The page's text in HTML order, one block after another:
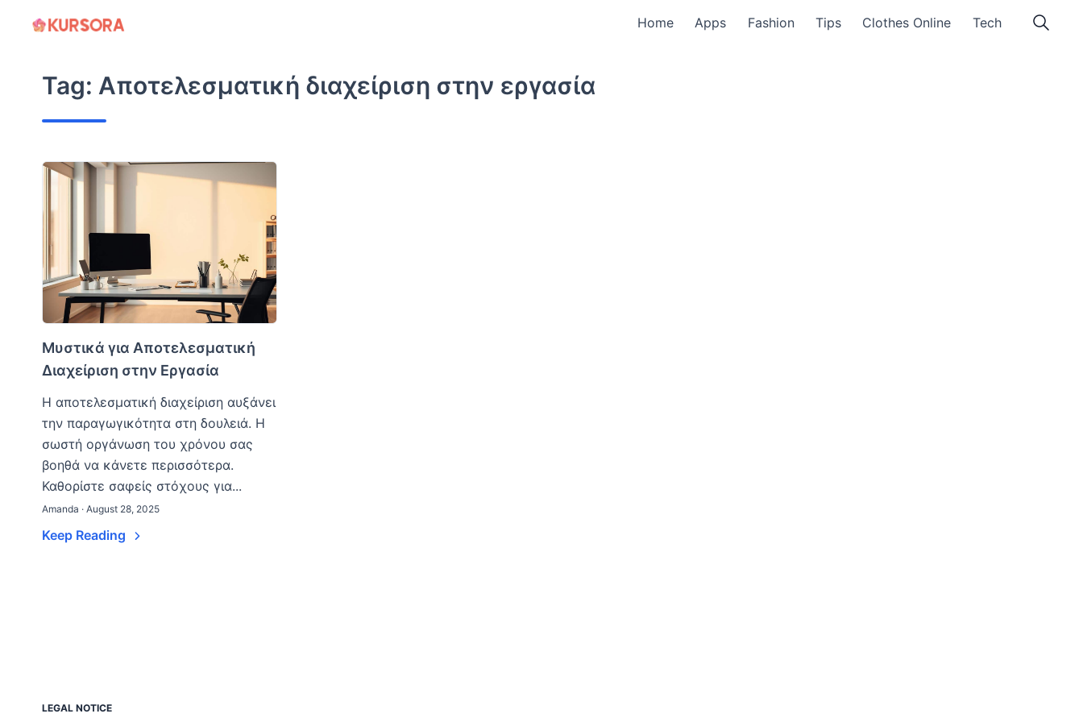
Home Apps Fashion Tips Clothes Online Tech
Tag: Αποτελεσματική διαχείριση στην εργασία
Μυστικά για Αποτελεσματική
Διαχείριση στην Εργασία
Η αποτελεσματική διαχείριση αυξάνει
την παραγωγικότητα στη δουλειά. Η
σωστή οργάνωση του χρόνου σας
βοηθά να κάνετε περισσότερα.
Καθορίστε σαφείς στόχους για...
Amanda · August 28, 2025
Keep Reading
LEGAL NOTICE